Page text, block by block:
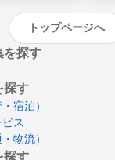
トップページへ
を探す
探す
宿泊）
ス
物流）
探す